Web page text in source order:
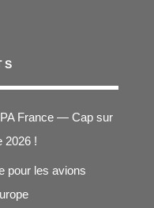
France — Cap sur
2026 !
pour les avions